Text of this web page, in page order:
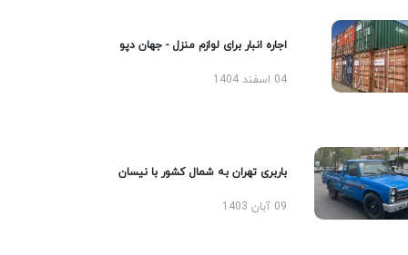
اجاره انبار برای لوازم منزل - جهان دپو
04 اسفند 1404
باربری تهران به شمال کشور با نیسان
09 آبان 1403